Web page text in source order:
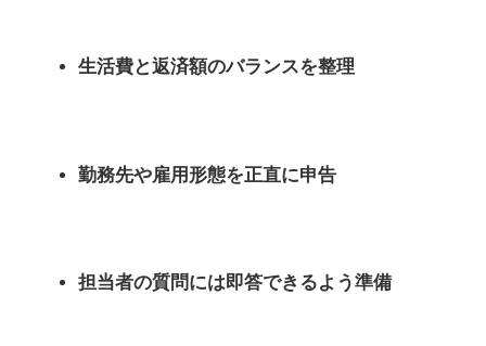
生活費と返済額のバランスを整理
勤務先や雇用形態を正直に申告
担当者の質問には即答できるよう準備